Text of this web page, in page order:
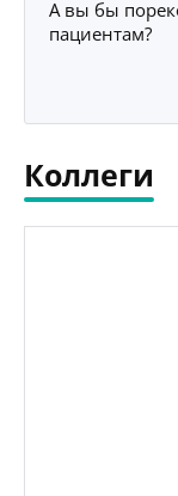
А вы бы
пациентам?
Коллеги